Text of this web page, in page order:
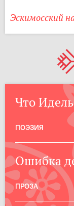
Эскимосский
Что
ПОЭЗИЯ
Ошибка
ПРОЗА